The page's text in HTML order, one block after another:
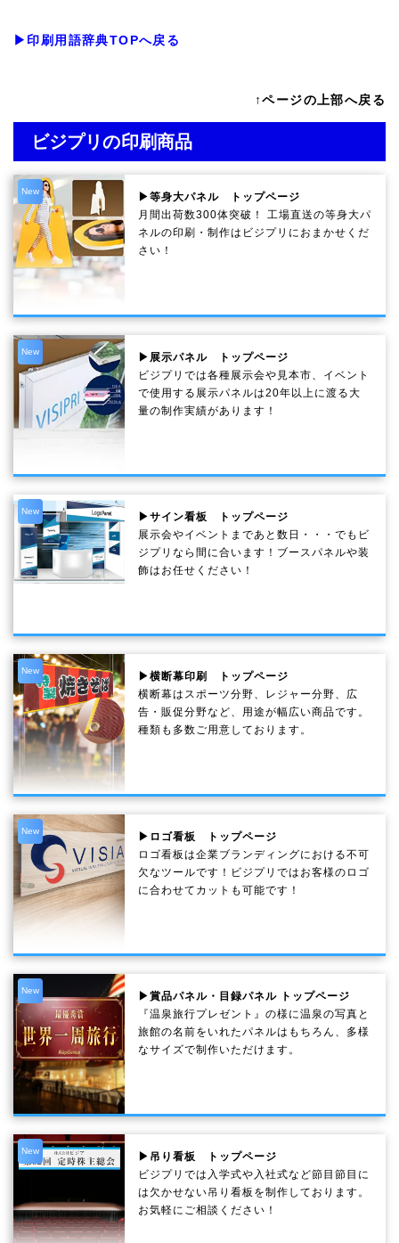
▶印刷用語辞典TOPへ戻る
↑ページの上部へ戻る
ビジプリの印刷商品
New
▶等身大パネル トップページ
月間出荷数300体突破！ 工場直送の等身大パ
ネルの印刷・制作は ビジプリ におまかせくだ
さい！
New
▶展示パネル トップページ
ビジプリでは各種展示会や見本市、イベント
で使用する展示パネルは20年以上に渡る大
量の制作実績があります！
New
▶サイン看板 トップページ
展示会やイベントまであと数日・・・でもビ
ジプリなら間に合います！ブースパネルや装
飾はお任せください！
New
▶横断幕印刷 トップページ
横断幕はスポーツ分野、レジャー分野、広
告・販促分野など、用途が幅広い商品です。
種類も多数ご用意しております。
New
▶ロゴ看板 トップページ
ロゴ看板は企業ブランディングにおける不可
欠なツールです！ビジプリではお客様のロゴ
に合わせてカットも可能です！
New
▶賞品パネル・目録パネル トップページ
『温泉旅行プレゼント』の様に温泉の写真と
旅館の名前をいれたパネルはもちろん、多様
なサイズで制作いただけます。
New
▶吊り看板 トップページ
ビジプリでは入学式や入社式など節目節目に
は欠かせない吊り看板を制作しております。
お気軽にご相談ください！